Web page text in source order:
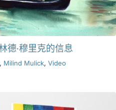
德·穆里克的信息
, Milind Mulick, Video